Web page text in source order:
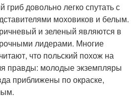
гриб довольно легко спутать с
моховиков и белым.
и зеленый являются в
лидерами. Многие
что польский похож на
правды: молодые экземпляры
приближены по окраске,